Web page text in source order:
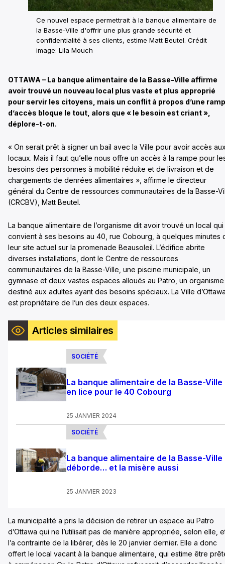
Ce nouvel espace permettrait à la banque alimentaire de
la Basse-Ville d'offrir une plus grande sécurité et
confidentialité à ses clients, estime Matt Beutel. Crédit
image: Lila Mouch
OTTAWA – La banque alimentaire de la Basse-Ville affirme
avoir trouvé un nouveau local plus vaste et plus approprié
pour servir les citoyens, mais un conflit à propos d’une
d’accès bloque le tout, alors que « le besoin est criant »,
déplore-t-on.
« On serait prêt à signer un bail avec la Ville pour avoir accès
locaux. Mais il faut qu’elle nous offre un accès à la rampe pour
besoins des personnes à mobilité réduite et de livraison et de
chargements de denrées alimentaires », affirme le directeur
général du Centre de ressources communautaires de la Basse-
(CRCBV), Matt Beutel.
La banque alimentaire de l’organisme dit avoir trouvé un local qui
convient à ses besoins au 40, rue Cobourg, à quelques minutes
leur site actuel sur la promenade Beausoleil. L’édifice abrite
diverses installations, dont le Centre de ressources
communautaires de la Basse-Ville, une piscine municipale, un
gymnase et deux vastes espaces alloués au Patro, un organisme
destiné aux adultes ayant des besoins spéciaux. La Ville
est propriétaire de l’un des deux espaces.
Articles similaires
SOCIÉTÉ
La banque alimentaire de la Basse-Ville
en lice pour le 40 Cobourg
25 JANVIER 2024
SOCIÉTÉ
La banque alimentaire de la Basse-Ville
déborde… et la misère aussi
25 JANVIER 2023
La municipalité a pris la décision de retirer un espace au Patro
d’Ottawa qui ne l’utilisait pas de manière appropriée, selon elle,
l’a contrainte de la libérer, dès le 20 janvier dernier. Elle a donc
offert le local vacant à la banque alimentaire, qui estime être